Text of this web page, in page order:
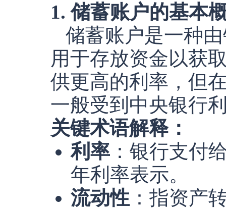
1. 储蓄账户的基本
储蓄账户是一种
用于存放资金以获
供更高的利率，但
一般受到中央银行
关键术语解释：
利率 ：银行支付
年利率表示。
流动性 ：指资产